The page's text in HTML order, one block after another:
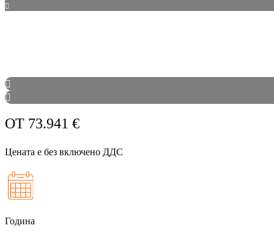
ОТ 73.941 €
Цената е без включено ДДС
Година